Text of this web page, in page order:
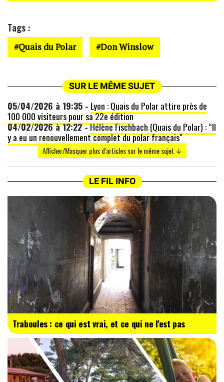
Tags :
Quais du Polar Don Winslow
SUR LE MÊME SUJET
05/04/2026 à 19:35 - Lyon : Quais du Polar attire près de
100 000 visiteurs pour sa 22e édition
04/02/2026 à 12:22 -Hélène Fischbach (Quais du Polar) : “Il
y a eu un renouvellement complet du polar français"
Afficher/Masquer plus d'articles sur le même sujet ↓
LE FIL INFO
Traboules : ce qui est vrai, et ce qui ne l'est pas